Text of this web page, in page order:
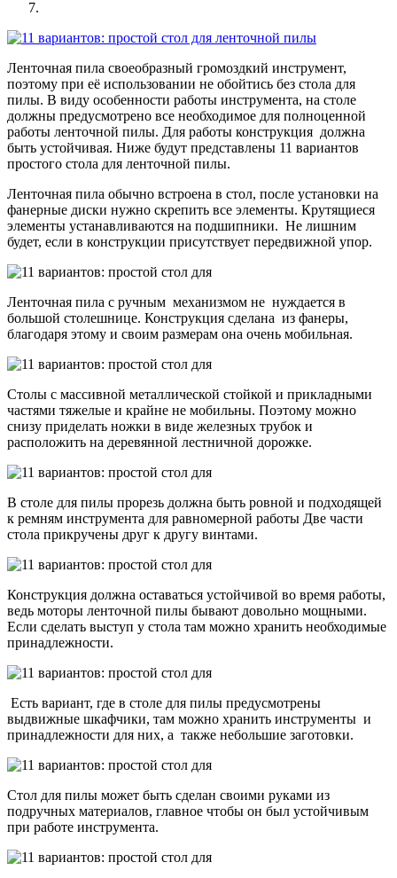
Ленточная пила своеобразный громоздкий инструмент,
поэтому при её использовании не обойтись без стола для
пилы. В виду особенности работы инструмента, на столе
должны предусмотрено все необходимое для полноценной
работы ленточной пилы. Для работы конструкция должна
быть устойчивая. Ниже будут представлены 11 вариантов
простого стола для ленточной пилы.
Ленточная пила обычно встроена в стол, после установки на
фанерные диски нужно скрепить все элементы. Крутящиеся
элементы устанавливаются на подшипники. Не лишним
будет, если в конструкции присутствует передвижной упор.
Ленточная пила с ручным механизмом не нуждается в
большой столешнице. Конструкция сделана из фанеры,
благодаря этому и своим размерам она очень мобильная.
Столы с массивной металлической стойкой и прикладными
частями тяжелые и крайне не мобильны. Поэтому можно
снизу приделать ножки в виде железных трубок и
расположить на деревянной лестничной дорожке.
В столе для пилы прорезь должна быть ровной и подходящей
к ремням инструмента для равномерной работы Две части
стола прикручены друг к другу винтами.
Конструкция должна оставаться устойчивой во время работы,
ведь моторы ленточной пилы бывают довольно мощными.
Если сделать выступ у стола там можно хранить необходимые
принадлежности.
Есть вариант, где в столе для пилы предусмотрены
выдвижные шкафчики, там можно хранить инструменты и
принадлежности для них, а также небольшие заготовки.
Стол для пилы может быть сделан своими руками из
подручных материалов, главное чтобы он был устойчивым
при работе инструмента.